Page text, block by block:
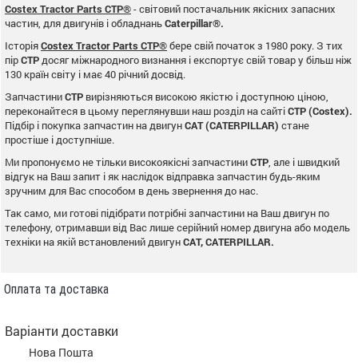
Costex Tractor Parts CTP®- світовий постачальник якісних запасних
частин, для двигунів і обладнаньCaterpillar®.
ІсторіяCostex Tractor Parts CTP®бере свій початок з 1980 року. З тих
пірCTP досяг міжнародного визнання і експортує свій товар у більш ніж
130 країн світу і має 40 річний досвід.
ЗапчастиниCTP вирізняються високою якістю і доступною ціною,
переконайтеся в цьому переглянувши наш розділ на сайтіCTP (Costex).
Підбір і покупка запчастин на двигунCAT (CATERPILLAR) стане
простіше і доступніше.
Ми пропонуємо не тільки високоякісні запчастиниCTP , але і швидкий
відгук на Ваш запит і як наслідок відправка запчастин будь-яким
зручним для Вас способом в день звернення до нас.
Так само, ми готові підібрати потрібні запчастини на Ваш двигун по
телефону, отримавши від Вас лише серійний номер двигуна або модель
техніки на якій встановлений двигунCAT, CATERPILLAR.
Оплата та доставка
Варіанти доставки
Нова Пошта